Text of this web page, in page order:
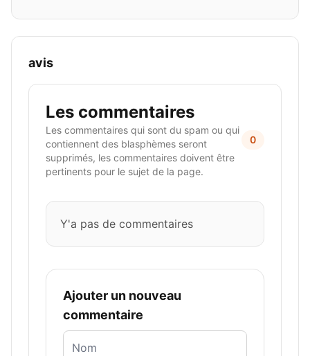
avis
Les commentaires
Les commentaires qui sont du spam ou qui
contiennent des blasphèmes seront
supprimés, les commentaires doivent être
pertinents pour le sujet de la page.
0
Y'a pas de commentaires
Ajouter un nouveau
commentaire